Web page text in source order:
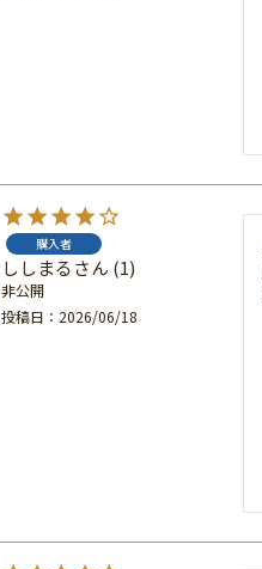
購入者
ししまる 1
非公開
投稿日
2026/06/18